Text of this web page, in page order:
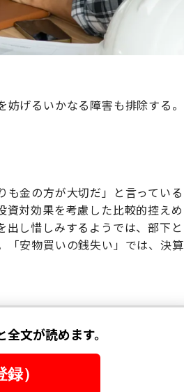
げるいかなる障害も排除する。
金の方が大切だ」と言っている
対効果を考慮した比較的控えめ
し惜しみするようでは、部下と
「安物買いの銭失い」では、決算